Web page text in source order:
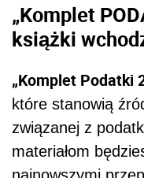
„Komplet
książki
„Komplet Podatki
które stanowią
związanej z
materiałom